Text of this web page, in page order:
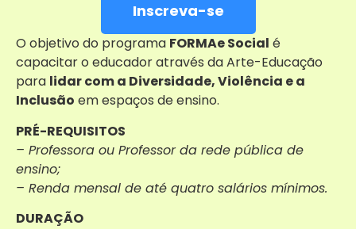
Inscreva-se
O objetivo do programa FORMAe Social é
capacitar o educador através da Arte-Educação
para lidar com a Diversidade, Violência e a
Inclusão em espaços de ensino.
PRÉ-REQUISITOS
– Professora ou Professor da rede pública de
ensino;
– Renda mensal de até quatro salários mínimos.
DURAÇÃO